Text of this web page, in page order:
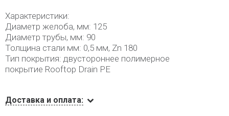
Характеристики:
Диаметр желоба, мм: 125
Диаметр трубы, мм: 90
Толщина стали мм: 0,5 мм, Zn 180
Тип покрытия: двустороннее полимерное
покрытие Rooftop Drain PE
Доставка и оплата: